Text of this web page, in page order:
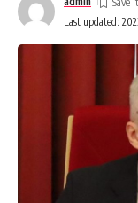
Last updated: